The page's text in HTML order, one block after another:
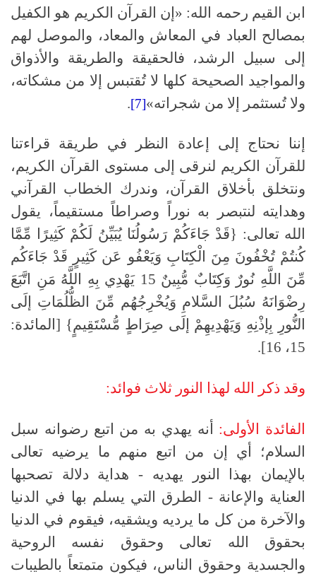
ابن القيم رحمه الله: «إن القرآن الكريم هو الكفيل
بمصالح العباد في المعاش والمعاد، والموصل لهم
إلى سبيل الرشد، فالحقيقة والطريقة والأذواق
والمواجيد الصحيحة كلها لا تُقتبس إلا من مشكاته،
ولا تُستثمر إلا من شجراته»[7]
.
إننا نحتاج إلى إعادة النظر في طريقة قراءتنا
للقرآن الكريم لنرقى إلى مستوى القرآن الكريم،
ونتخلق بأخلاق القرآن، وندرك الخطاب القرآني
وهدايته لنتبصر به نوراً وصراطاً مستقيماً، يقول
الله تعالى: {قَدْ جَاءَكُمْ رَسُولُنَا يُبَيِّنُ لَكُمْ كَثِيرًا مِّمَّا
كُنتُمْ تُخْفُونَ مِنَ الْكِتَابِ وَيَعْفُو عَن كَثِيرٍ قَدْ جَاءَكُم
مِّنَ اللَّهِ نُورٌ وَكِتَابٌ مُّبِينٌ 15 يَهْدِي بِهِ اللَّهُ مَنِ اتَّبَعَ
رِضْوَانَهُ سُبُلَ السَّلامِ وَيُخْرِجُهُم مِّنَ الظُّلُمَاتِ إلَى
النُّورِ بِإذْنِهِ وَيَهْدِيهِمْ إلَى صِرَاطٍ مُّسْتَقِيمٍ} [المائدة:
15، 16].
وقد ذكر الله لهذا النور ثلاث فوائد:
الفائدة الأولى:
أنه يهدي به من اتبع رضوانه سبل
السلام؛ أي إن من اتبع منهم ما يرضيه تعالى
بالإيمان بهذا النور يهديه - هداية دلالة تصحبها
العناية والإعانة - الطرق التي يسلم بها في الدنيا
والآخرة من كل ما يرديه ويشقيه، فيقوم في الدنيا
بحقوق الله تعالى وحقوق نفسه الروحية
والجسدية وحقوق الناس، فيكون متمتعاً بالطيبات